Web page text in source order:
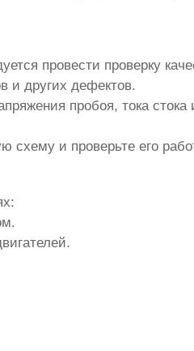
провести проверку
и других дефектов.
пробоя, тока стока
схему и проверьте его